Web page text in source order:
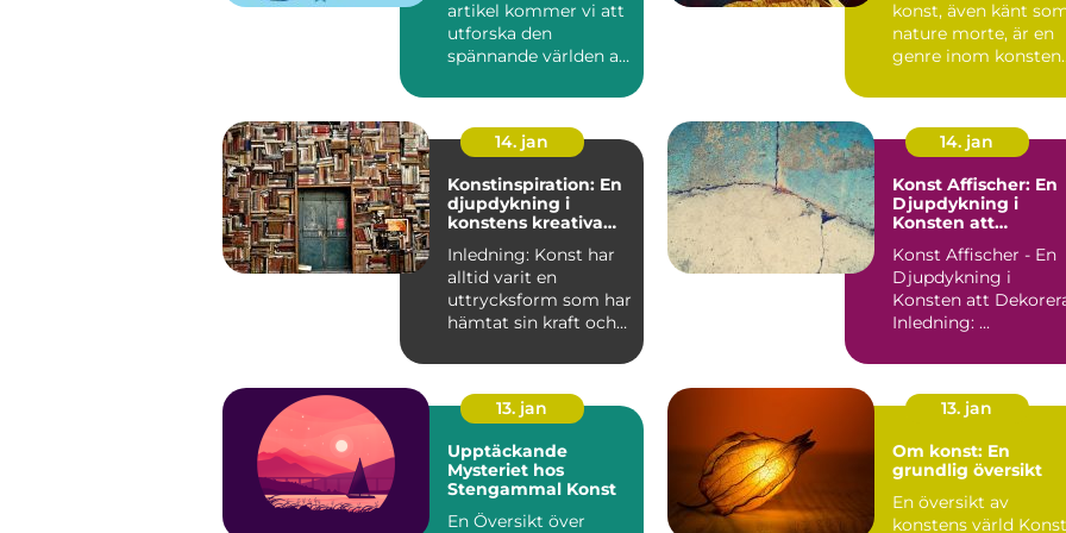
artikel kommer vi att
utforska den
spännande världen av
kommer ...
konst, även känt
nature morte, är en
genre inom konsten
14. jan
Konstinspiration: En
djupdykning i
konstens kreativa
Inledning: Konst har
alltid varit en
uttrycksform som har
hämtat sin kraft och
14. jan
Konst Affischer: En
Djupdykning i
Konsten att
Konst Affischer - En
Djupdykning i
Konsten att
Inledning: ...
13. jan
Upptäckande
Mysteriet hos
Stengammal Konst
En Översikt över
13. jan
Om konst: En
grundlig översikt
En översikt av
konstens värld Konst